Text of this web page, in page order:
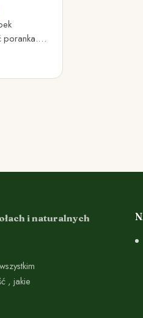
poranka.
i naturalnych
, jakie